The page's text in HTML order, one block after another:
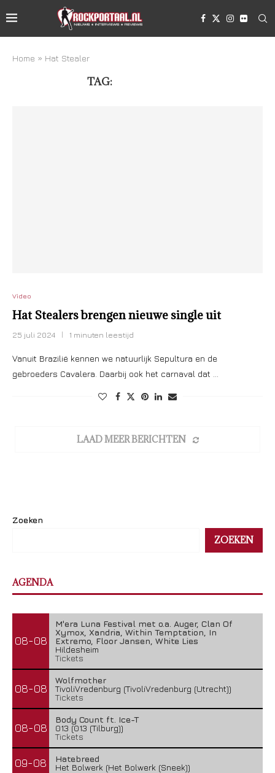
Home » Hat Stealer
TAG:
Video
Hat Stealers brengen nieuwe single uit
25 juli 2024 1 minuten leestijd
Vanuit Brazilië kennen we natuurlijk Sepultura en de
gebroeders Cavalera. Daarbij ook het carnaval dat …
LAAD MEER BERICHTEN
Zoeken
ZOEKEN
AGENDA
08-08
M'era Luna Festival met o.a. Auger, Clan Of
Xymox, Xandria, Within Temptation, In
Extremo, Floor Jansen, White Lies
Hildesheim
Tickets
08-08
Wolfmother
TivoliVredenburg (TivoliVredenburg (Utrecht))
Tickets
08-08
Body Count ft. Ice-T
013 (013 (Tilburg))
Tickets
09-08
Hatebreed
Het Bolwerk (Het Bolwerk (Sneek))